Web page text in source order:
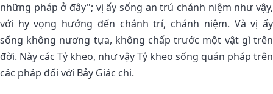
những pháp ở đây"; vị ấy sống an trú chánh niệm như vậy,
với hy vọng hướng đến chánh trí, chánh niệm. Và vị ấy
sống không nương tựa, không chấp trước một vật gì trên
đời. Này các Tỷ kheo, như vậy Tỷ kheo sống quán pháp trên
các pháp đối với Bảy Giác chi.